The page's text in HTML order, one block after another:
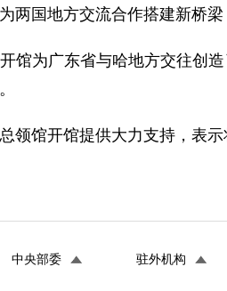
两国地方交流合作搭建新桥梁
馆为广东省与哈地方交往创
领馆开馆提供大力支持，表
中央部委 驻外机构